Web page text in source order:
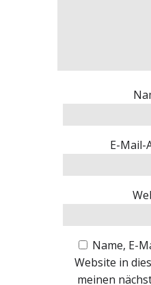
E-Mail-
Name, E-
Website in
meinen